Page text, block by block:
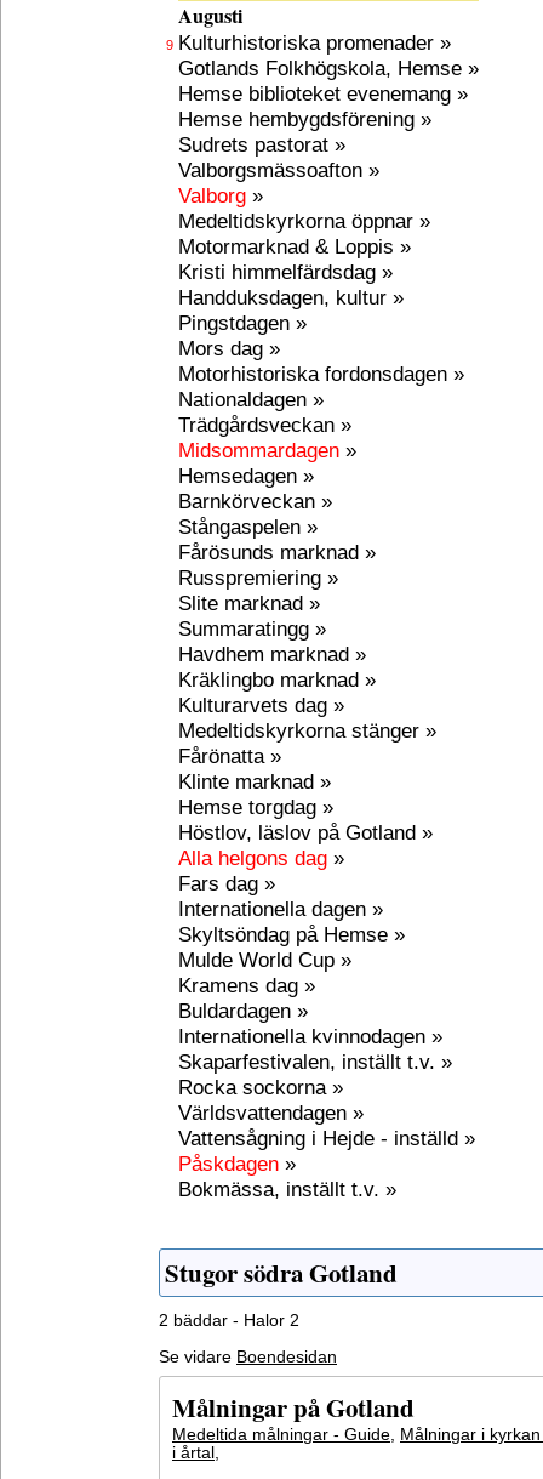
Augusti
9 Kulturhistoriska promenader »
Gotlands Folkhögskola, Hemse »
Hemse biblioteket evenemang »
Hemse hembygdsförening »
Sudrets pastorat »
Valborgsmässoafton »
Valborg »
Medeltidskyrkorna öppnar »
Motormarknad & Loppis »
Kristi himmelfärdsdag »
Handduksdagen, kultur »
Pingstdagen »
Mors dag »
Motorhistoriska fordonsdagen »
Nationaldagen »
Trädgårdsveckan »
Midsommardagen »
Hemsedagen »
Barnkörveckan »
Stångaspelen »
Fårösunds marknad »
Russpremiering »
Slite marknad »
Summaratingg »
Havdhem marknad »
Kräklingbo marknad »
Kulturarvets dag »
Medeltidskyrkorna stänger »
Fårönatta »
Klinte marknad »
Hemse torgdag »
Höstlov, läslov på Gotland »
Alla helgons dag »
Fars dag »
Internationella dagen »
Skyltsöndag på Hemse »
Mulde World Cup »
Kramens dag »
Buldardagen »
Internationella kvinnodagen »
Skaparfestivalen, inställt t.v. »
Rocka sockorna »
Världsvattendagen »
Vattensågning i Hejde - inställd »
Påskdagen »
Bokmässa, inställt t.v. »
Stugor södra Gotland
2 bäddar - Halor 2
Se vidare Boendesidan
Målningar på Gotland
Medeltida målningar - Guide, Målningar i
i årtal ,